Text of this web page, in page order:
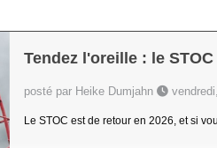
Tendez l'oreille : le
posté par Heike Dumjahn
Le STOC est de retour en 2026, et si